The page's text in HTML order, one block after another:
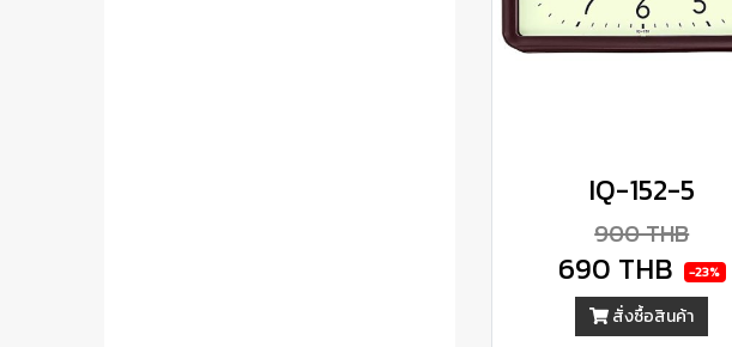
IQ-152-5
900 THB
690 THB -23%
สั่งซื้อสินค้า